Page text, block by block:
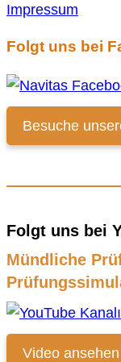
Impressum
Folgt uns bei
Besuche
Folgt uns bei
Mündliche
Video ansehen